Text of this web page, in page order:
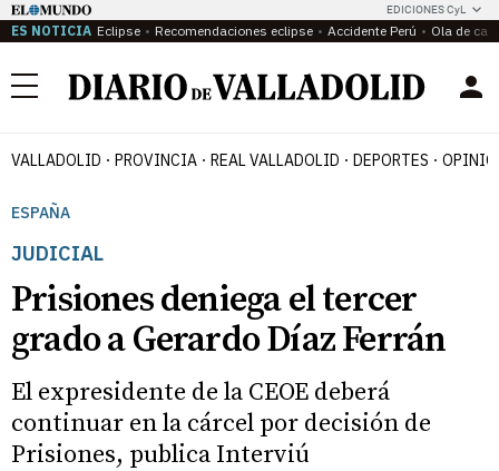
EDICIONES CyL
ES NOTICIA Eclipse Recomendaciones eclipse Accidente Perú Ola de
Menú
VALLADOLID PROVINCIA REAL VALLADOLID DEPORTES
ESPAÑA
JUDICIAL
Prisiones deniega el tercer
grado a Gerardo Díaz Ferrán
El expresidente de la CEOE deberá
continuar en la cárcel por decisión de
Prisiones, publica Interviú